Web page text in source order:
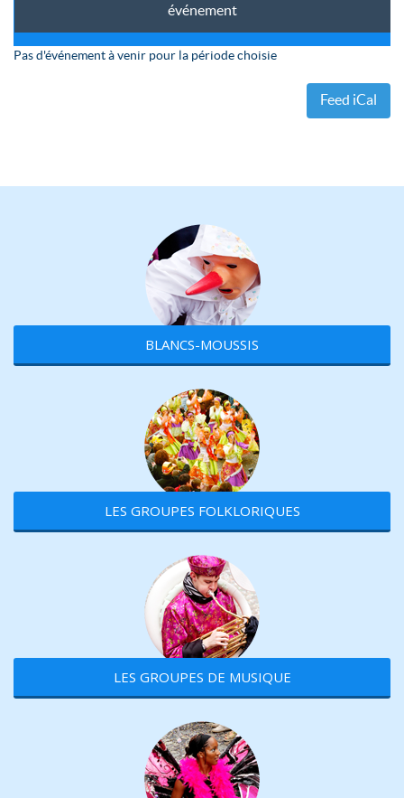
événement
Pas d'événement à venir pour la période choisie
Feed iCal
BLANCS-MOUSSIS
LES GROUPES FOLKLORIQUES
LES GROUPES DE MUSIQUE